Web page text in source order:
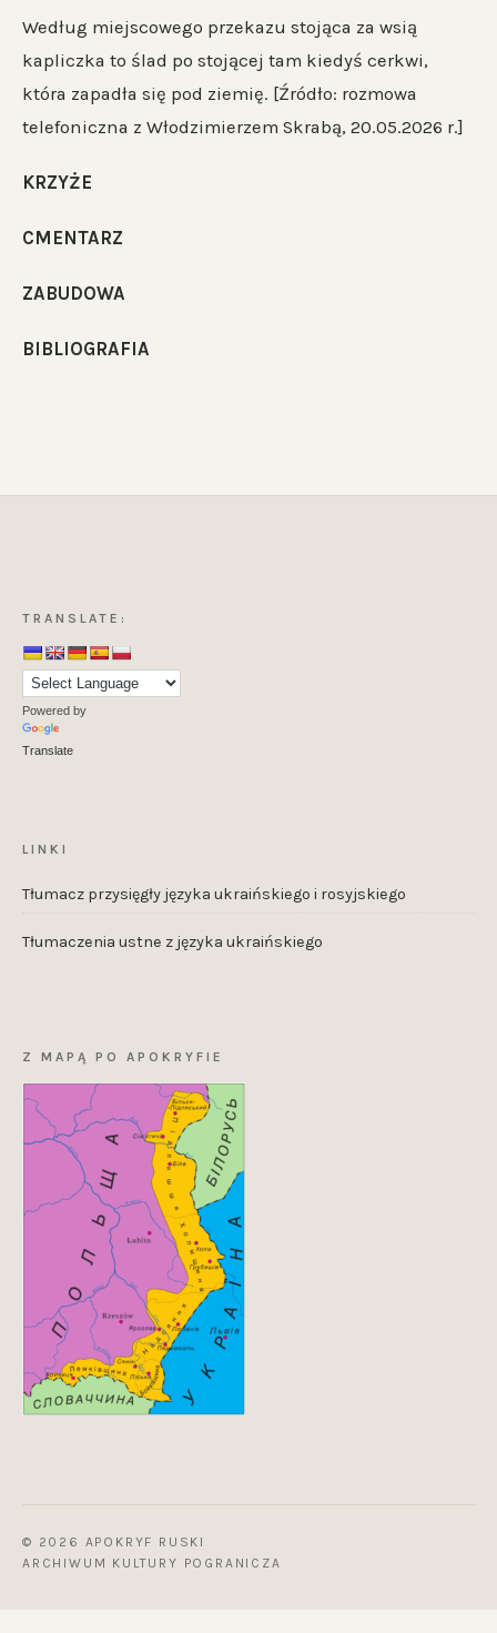
Według miejscowego przekazu stojąca za wsią
kapliczka to ślad po stojącej tam kiedyś cerkwi,
która zapadła się pod ziemię. [Źródło: rozmowa
telefoniczna z Włodzimierzem Skrabą, 20.05.2026 r.]
KRZYŻE
CMENTARZ
ZABUDOWA
BIBLIOGRAFIA
TRANSLATE:
Powered by
Translate
LINKI
Tłumacz przysięgły języka ukraińskiego i rosyjskiego
Tłumaczenia ustne z języka ukraińskiego
Z MAPĄ PO APOKRYFIE
© 2026 APOKRYF RUSKI
ARCHIWUM KULTURY POGRANICZA